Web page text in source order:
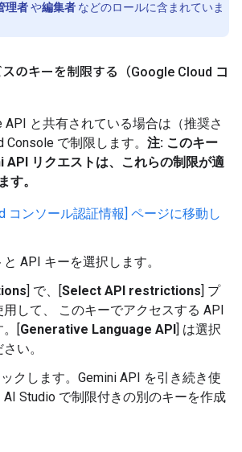
理者や編集者 などのロールに含まれていま
のキーを制限する（Google Cloud コ
API と共有されている場合は（推奨さ
で制限します。 注: このキー
API リクエストは、これらの制限が適
す。
コンソール認証情報] ページに移動し
API キーを選択します。
] で、[Select API restrictions] プ
用して、 このキーでアクセスする API
。[Generative Language API] は選択
い。
クします。Gemini API を引き続き使
AI Studio で制限付きの別のキーを作成